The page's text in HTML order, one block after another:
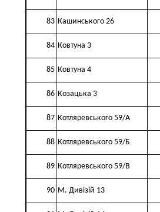
83 Кашинського 26
84 Ковтуна 3
85 Ковтуна 4
86 Козацька 3
87 Котляревського 59/А
88 Котляревського 59/Б
89 Котляревського 59/В
90 М. Дивізій 13